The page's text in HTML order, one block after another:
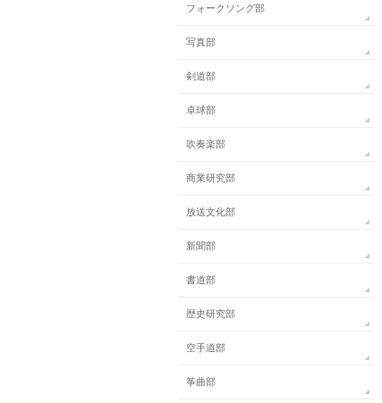
フォークソング部
写真部
剣道部
卓球部
吹奏楽部
商業研究部
放送文化部
新聞部
書道部
歴史研究部
空手道部
筝曲部